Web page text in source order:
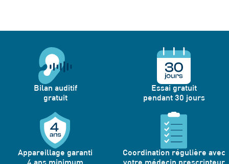
Bilan auditif
gratuit
Essai gratuit
pendant 30 jours
Appareillage garanti
Coordination régulière avec